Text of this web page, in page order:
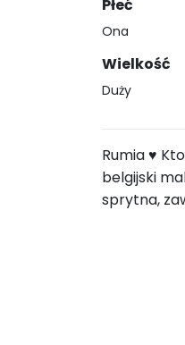
Płeć
Ona
Wielkość
Duży
Rumia ♥️
belgijski
sprytna,